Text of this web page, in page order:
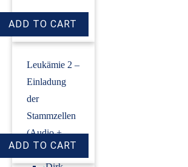
Price: €18.00
Leukämie 2 –
Einladung
der
Stammzellen
(Audio +
Transkript)